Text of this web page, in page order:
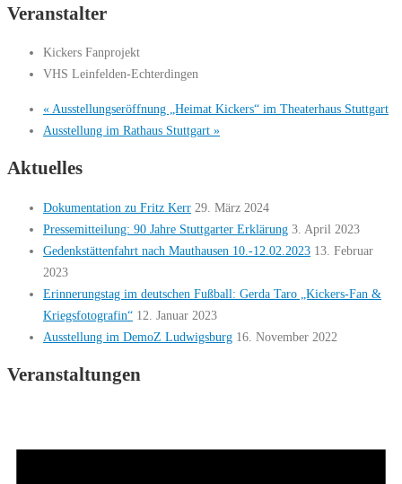
Veranstalter
Kickers Fanprojekt
VHS Leinfelden-Echterdingen
« Ausstellungseröffnung „Heimat Kickers“ im Theaterhaus Stuttgart
Ausstellung im Rathaus Stuttgart »
Aktuelles
Dokumentation zu Fritz Kerr 29. März 2024
Pressemitteilung: 90 Jahre Stuttgarter Erklärung 3. April 2023
Gedenkstättenfahrt nach Mauthausen 10.-12.02.2023 13. Februar
2023
Erinnerungstag im deutschen Fußball: Gerda Taro „Kickers-Fan &
Kriegsfotografin“ 12. Januar 2023
Ausstellung im DemoZ Ludwigsburg 16. November 2022
Veranstaltungen